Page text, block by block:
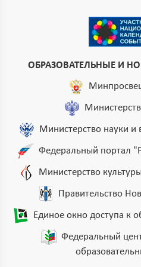
ОБРАЗОВАТЕЛЬНЫЕ И
Министерство науки
Федеральный портал
Министерство
Правительство
Единое окно доступа к
Федеральный